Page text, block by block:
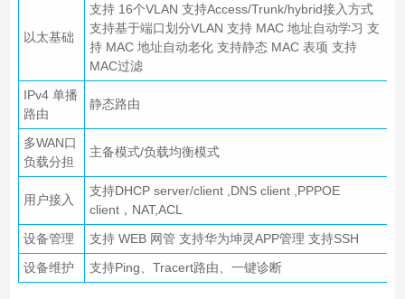
以太基础
支持 16个VLAN 支持Access/Trunk/hybrid接入方式
支持基于端口划分VLAN 支持 MAC 地址自动学习 支
持 MAC 地址自动老化 支持静态 MAC 表项 支持
MAC过滤
IPv4 单播
路由
静态路由
多WAN口
负载分担
主备模式/负载均衡模式
用户接入
支持DHCP server/client ,DNS client ,PPPOE
client，NAT,ACL
设备管理
支持 WEB 网管 支持华为坤灵APP管理 支持SSH
设备维护
支持Ping、Tracert路由、一键诊断